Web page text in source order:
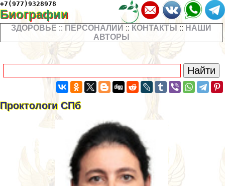
+7(977)9328978
Биографии
ЗДОРОВЬЕ :: ПЕРСОНАЛИИ :: КОНТАКТЫ :: НАШИ
АВТОРЫ
Проктологи СПб